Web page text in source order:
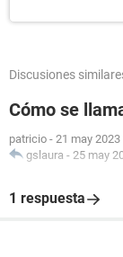
Discusiones
Cómo se
patricio - 21 may
gslaura - 25 may
1 respuesta